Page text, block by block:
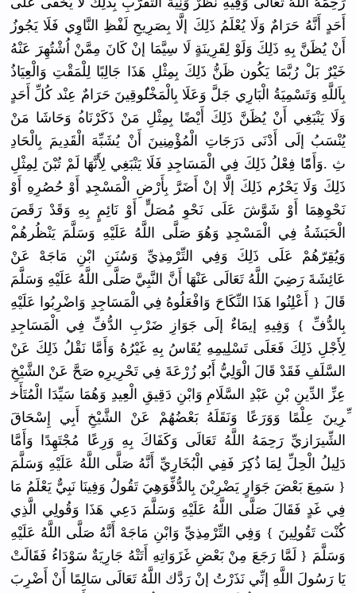
أَحَدٍ أَنَّهُ حَرَامٌ وَلَا يُعْلَمُ ذَلِكَ إلَّا بِصَرِيحِ لَفْظِ النَّاوِي فَلَا يَجُوزُ
أَنْ يُظَنَّ بِهِ ذَلِكَ وَلَوْ لِقَرِينَة ٍ لَا سِيَّمَا إنْ كَانَ مِمَّنْ اُشْتُهِرَ عَنْهُ
خَيْرٌ بَلْ رُبَّمَا يَكُون ظَنُّ ذَلِكَ بِمِثْلِ هَذَا جَالِبًا لِلْمَقْتِ وَالْعِيَاذُ
بِاَللَّهِ وَتَسْمِيَةُ الْبَارِي جَلَّ وَعَلَا بِالْمَخْلُوقِينَ حَرَامٌ عِنْد كُلِّ أَحَدٍ
وَلَا يَنْبَغِي أَنْ يُظَنَّ ذَلِكَ أَيْضًا بِمِثْلِ مَنْ ذَكَرْنَاه ُ وَحَاشَا مَنْ
يُنْسَبُ إلَى أَدْنَى دَرَجَاتِ الْمُؤْمِنِينَ أَنْ يُشَبِّهَ الْقَدِيمَ بِالْحَادِ
ثِ .وَأَمَّا فِعْلُ ذَلِكَ فِي الْمَسَاجِدِ فَلَا يَنْبَغِي لِأَنَّهَا لَمْ تُبْنَ لِمِثْلِ
ذَلِكَ وَلَا يَحْرُم ذَلِكَ إلَّا إنْ أَضَرَّ بِأَرْضِ الْمَسْجِد ِ أَوْ حُصُرِهِ أَوْ
نَحْوِهِمَا أَوْ شَوَّشَ عَلَى نَحْوِ مُصَلٍّ أَوْ نَائِمٍ بِهِ وَقَدْ رَقَصَ
الْحَبَشَة ُ فِي الْمَسْجِد ِ وَهُوَ صَلَّى اللَّهُ عَلَيْهِ وَسَلَّمَ يَنْظُرهُم
وَيُقِرّهُمْ عَلَى ذَلِكَ وَفِي التِّرْمِذِيِّ وَسُنَنِ ابْنِ مَاجَهْ عَنْ
عَائِشَةَ رَضِيَ اللَّهُ تَعَالَى عَنْهَا أَنَّ النَّبِيَّ صَلَّى اللَّهُ عَلَيْهِ وَسَلَّمَ
قَالَ { أَعْلِنُوا هَذَا النِّكَاحَ وَافْعَلُوهُ فِي الْمَسَاجِدِ وَاضْرِبُو ا عَلَيْهِ
بِالدُّفِّ } وَفِيهِ إيمَاءٌ إلَى جَوَازِ ضَرْبِ الدُّفِّ فِي الْمَسَاجِدِ
لِأَجْلِ ذَلِكَ فَعَلَى تَسْلِيمِه ِ يُقَاسُ بِهِ غَيْرُهُ وَأَمَّا نَقْلُ ذَلِكَ عَنْ
السَّلَفِ فَقَدْ قَالَ الْوَلِيُّ أَبُو زُرْعَةَ فِي تَحْرِيرِه ِ صَحَّ عَنْ الشَّيْخِ
عِزِّ الدِّينِ بْنِ عَبْدِ السَّلَامِ وَابْنِ دَقِيقِ الْعِيدِ وَهُمَا سَيِّدَا الْمُتَأَخ
ِّرِينَ عِلْمًا وَوَرَعًا وَنَقَلَهُ بَعْضُهُمْ عَنْ الشَّيْخِ أَبِي إِسْحَاقَ
الشِّيرَاز ِيِّ رَحِمَهُ اللَّهُ تَعَالَى وَكَفَاكَ بِهِ وَرِعًا مُجْتَهِدً ا وَأَمَّا
دَلِيلُ الْحِلِّ لِمَا ذُكِرَ فَفِي الْبُخَارِ يِّ أَنَّهُ صَلَّى اللَّهُ عَلَيْهِ وَسَلَّمَ
{ سَمِعَ بَعْضَ جَوَارٍ يَضْرِبْنَ بِالدُّفِّوَهِيَ تَقُولُ وَفِينَا نَبِيٌّ يَعْلَمُ مَا
فِي غَدٍ فَقَالَ صَلَّى اللَّهُ عَلَيْهِ وَسَلَّمَ دَعِي هَذَا وَقُولِي الَّذِي
كُنْت تَقُولِينَ } وَفِي التِّرْمِذِيِّ وَابْنِ مَاجَهْ أَنَّهُ صَلَّى اللَّهُ عَلَيْهِ
وَسَلَّمَ { لَمَّا رَجَعَ مِنْ بَعْضِ غَزَوَاتِه ِ أَتَتْهُ جَارِيَةٌ سَوْدَاءُ فَقَالَتْ
يَا رَسُولَ اللَّهِ إنِّي نَذَرْتُ إنْ رَدَّك اللَّهُ تَعَالَى سَالِمًا أَنْ أَضْرِبَ